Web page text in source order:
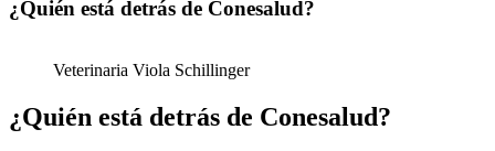
¿Quién está detrás de Conesalud?
Veterinaria Viola Schillinger
¿Quién está detrás de Conesalud?